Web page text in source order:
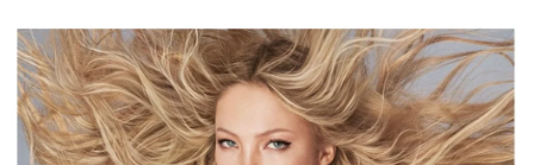
produktu
je
0,0
z
5
hvězdiček.